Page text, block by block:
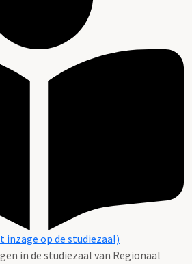
inzage op de studiezaal)
in de studiezaal van Regionaal